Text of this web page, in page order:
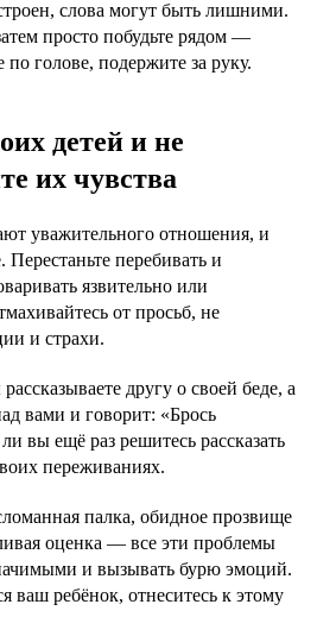
слова могут быть лишними.
просто побудьте рядом —
по голове, подержите за руку.
детей и не
их чувства
уважительного отношения, и
перебивать и
язвительно или
от просьб, не
и страхи.
другу о своей беде, а
вами и говорит: «Брось
вы ещё раз решитесь рассказать
переживаниях.
палка, обидное прозвище
оценка — все эти проблемы
и вызывать бурю эмоций.
ваш ребёнок, отнеситесь к этому